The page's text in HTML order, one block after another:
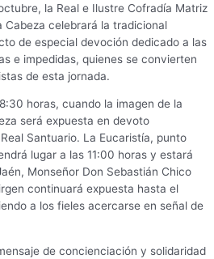
la Real e Ilustre Cofradía Matriz
Cabeza celebrará la tradicional
de especial devoción dedicado a las
e impedidas, quienes se convierten
de esta jornada.
horas, cuando la imagen de la
será expuesta en devoto
Santuario. La Eucaristía, punto
lugar a las 11:00 horas y estará
Monseñor Don Sebastián Chico
continuará expuesta hasta el
a los fieles acercarse en señal de
de concienciación y solidaridad